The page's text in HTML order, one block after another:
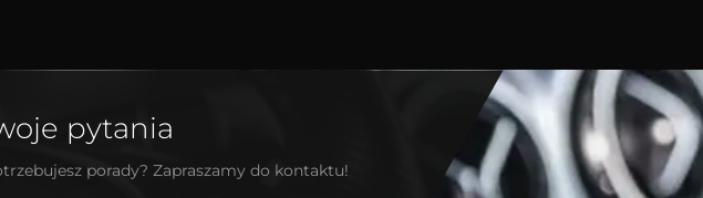
pytania
porady? Zapraszamy do kontaktu!